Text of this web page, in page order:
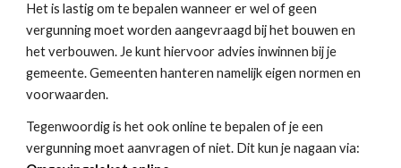
Het is lastig om te bepalen wanneer er wel of geen
vergunning moet worden aangevraagd bij het bouwen en
het verbouwen. Je kunt hiervoor advies inwinnen bij je
gemeente. Gemeenten hanteren namelijk eigen normen en
voorwaarden.
Tegenwoordig is het ook online te bepalen of je een